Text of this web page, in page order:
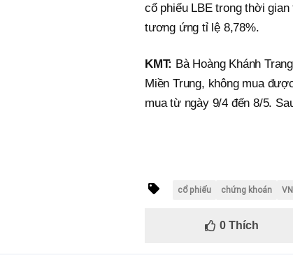
cổ phiếu LBE trong thời
tương ứng tỉ lệ 8,78%.
KMT: Bà Hoàng Khánh
Miền Trung, không mua
mua từ ngày 9/4 đến 8/5.
cổ phiếu chứng khoán
0Thích